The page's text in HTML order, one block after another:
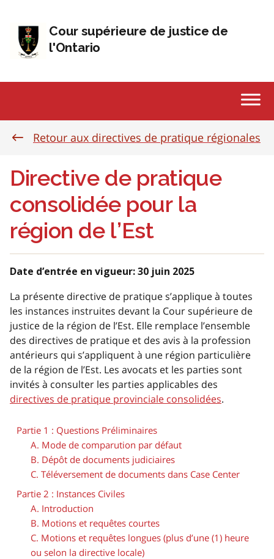
Cour supérieure de justice de
l'Ontario
Retour aux directives de pratique régionales
Directive de pratique
consolidée pour la
région de l’Est
Date d’entrée en vigueur: 30 juin 2025
La présente directive de pratique s’applique à toutes
les instances instruites devant la Cour supérieure de
justice de la région de l’Est. Elle remplace l’ensemble
des directives de pratique et des avis à la profession
antérieurs qui s’appliquent à une région particulière
de la région de l’Est. Les avocats et les parties sont
invités à consulter les parties applicables des
directives de pratique provinciale consolidées.
Partie 1 : Questions Préliminaires
A. Mode de comparution par défaut
B. Dépôt de documents judiciaires
C. Téléversement de documents dans Case Center
Partie 2 : Instances Civiles
A. Introduction
B. Motions et requêtes courtes
C. Motions et requêtes longues (plus d’une (1) heure
ou selon la directive locale)